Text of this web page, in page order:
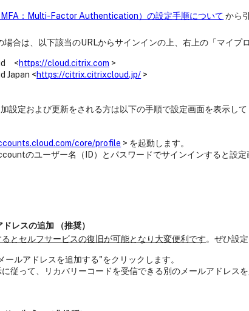
MFA：Multi-Factor Authentication）の設定手順について から
合は、以下該当のURLからサインインの上、右上の「マイプ
<https://cloud.citrix.com >
Japan <https://citrix.citrixcloud.jp/ >
設定および更新をされる方は以下の手順で設定画面を表示して
core/profile > を起動します。
のユーザー名（ID）とパスワードでサインインすると設